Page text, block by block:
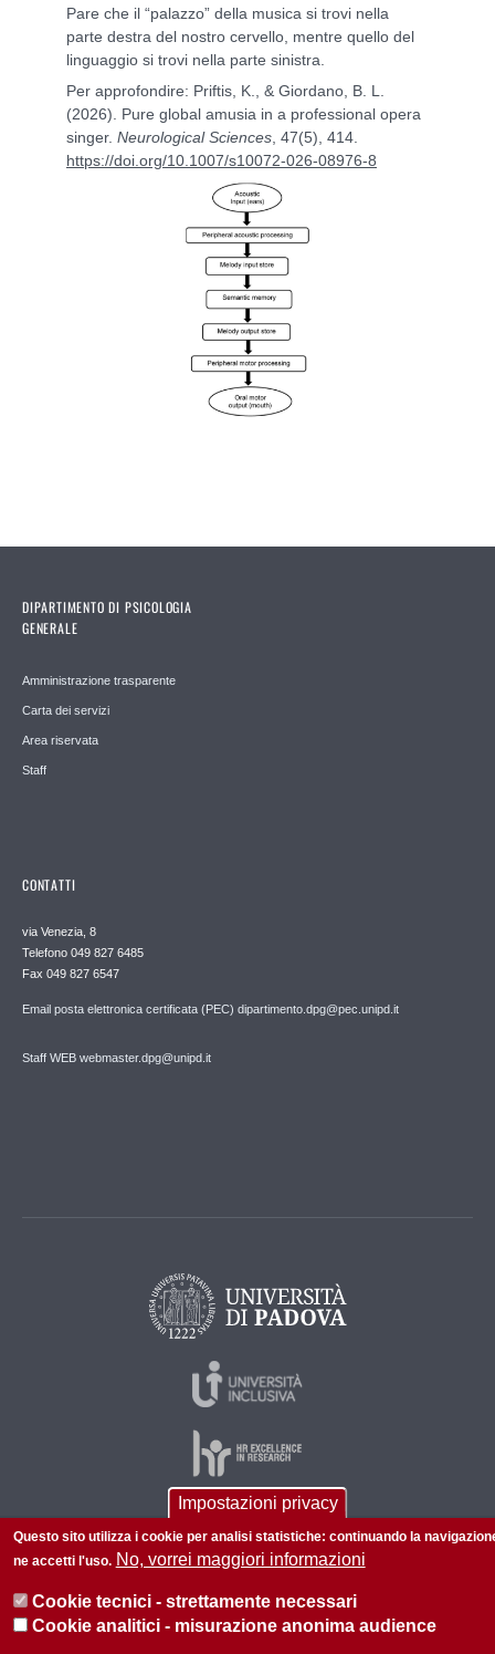
Pare che il “palazzo” della musica si trovi nella
parte destra del nostro cervello, mentre quello del
linguaggio si trovi nella parte sinistra.
Per approfondire: Priftis, K., & Giordano, B. L.
(2026). Pure global amusia in a professional opera
singer. Neurological Sciences , 47(5), 414.
https://doi.org/10.1007/s10072-026-08976-8
DIPARTIMENTO DI PSICOLOGIA
GENERALE
Amministrazione trasparente
Carta dei servizi
Area riservata
Staff
CONTATTI
via Venezia, 8
Telefono 049 827 6485
Fax 049 827 6547
Email posta elettronica certificata (PEC) dipartimento.dpg@pec.unipd.it
Staff WEB webmaster.dpg@unipd.it
© 2026 Università di Padova - Tutti i diritti riservati
Impostazioni privacy
Questo sito utilizza i cookie per analisi statistiche: continuando la
ne accetti l'uso. No, vorrei maggiori informazioni
Cookie tecnici - strettamente necessari
Cookie analitici - misurazione anonima audience